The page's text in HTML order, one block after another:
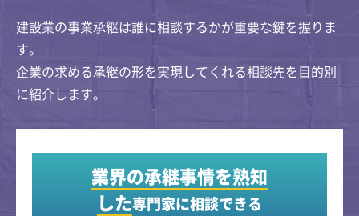
建設業の事業承継は誰に相談するかが重要な鍵を握りま
す。
企業の求める承継の形を実現してくれる相談先を目的別
に紹介します。
業界の承継事情を熟知
した専門家に相談できる